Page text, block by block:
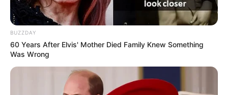
BUZZDAY
60 Years After Elvis' Mother Died Family Knew Something
Was Wrong